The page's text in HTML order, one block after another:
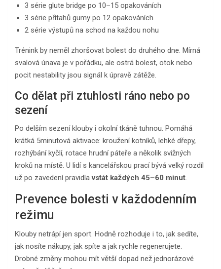
3 série glute bridge po 10–15 opakováních
3 série přítahů gumy po 12 opakováních
2 série výstupů na schod na každou nohu
Trénink by neměl zhoršovat bolest do druhého dne. Mírná
svalová únava je v pořádku, ale ostrá bolest, otok nebo
pocit nestability jsou signál k úpravě zátěže.
Co dělat při ztuhlosti ráno nebo po
sezení
Po delším sezení klouby i okolní tkáně tuhnou. Pomáhá
krátká 5minutová aktivace: kroužení kotníků, lehké dřepy,
rozhýbání kyčlí, rotace hrudní páteře a několik svižných
kroků na místě. U lidí s kancelářskou prací bývá velký rozdíl
už po zavedení pravidlavstát každých 45–60 minut.
Prevence bolesti v každodenním
režimu
Klouby netrápí jen sport. Hodně rozhoduje i to, jak sedíte,
jak nosíte nákupy, jak spíte a jak rychle regenerujete.
Drobné změny mohou mít větší dopad než jednorázové